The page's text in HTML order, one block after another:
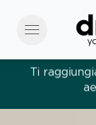
menuTi
Tutto